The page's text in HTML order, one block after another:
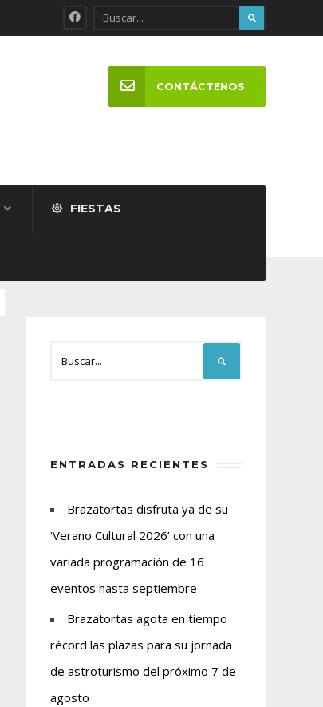
FIESTAS
CONTÁCTENOS
ENTRADAS RECIENTES
Brazatortas disfruta ya de su
‘Verano Cultural 2026’ con una
variada programación de 16
eventos hasta septiembre
Brazatortas agota en tiempo
récord las plazas para su jornada
de astroturismo del próximo 7 de
agosto